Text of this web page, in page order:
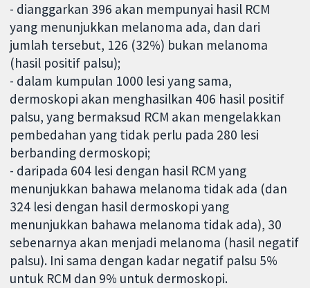
- dianggarkan 396 akan mempunyai hasil RCM
yang menunjukkan melanoma ada, dan dari
jumlah tersebut, 126 (32%) bukan melanoma
(hasil positif palsu);
- dalam kumpulan 1000 lesi yang sama,
dermoskopi akan menghasilkan 406 hasil positif
palsu, yang bermaksud RCM akan mengelakkan
pembedahan yang tidak perlu pada 280 lesi
berbanding dermoskopi;
- daripada 604 lesi dengan hasil RCM yang
menunjukkan bahawa melanoma tidak ada (dan
324 lesi dengan hasil dermoskopi yang
menunjukkan bahawa melanoma tidak ada), 30
sebenarnya akan menjadi melanoma (hasil negatif
palsu). Ini sama dengan kadar negatif palsu 5%
untuk RCM dan 9% untuk dermoskopi.